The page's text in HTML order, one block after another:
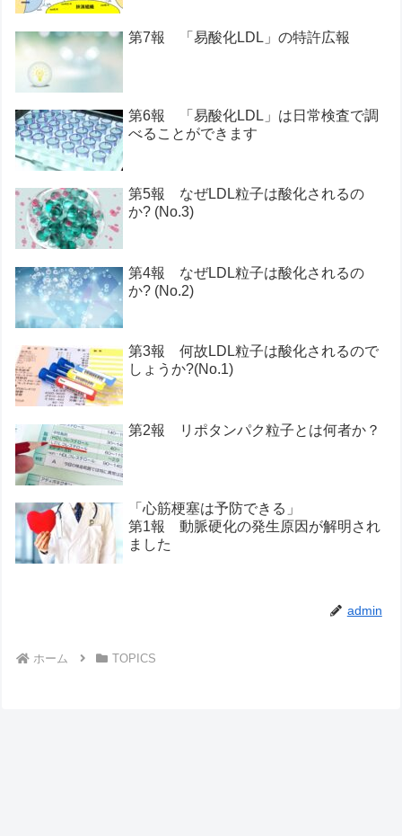
第7報 「易酸化LDL」の特許広報
第6報 「易酸化LDL」は日常検査で調
べることができます
第5報 なぜLDL粒子は酸化されるの
か? (No.3)
第4報 なぜLDL粒子は酸化されるの
か? (No.2)
第3報 何故LDL粒子は酸化されるので
しょうか?(No.1)
第2報 リポタンパク粒子とは何者か？
「心筋梗塞は予防できる」
第1報 動脈硬化の発生原因が解明され
ました
admin
ホーム TOPICS